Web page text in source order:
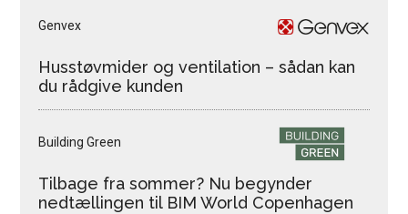
Genvex
Husstøvmider og ventilation – sådan kan
du rådgive kunden
Building Green
Tilbage fra sommer? Nu begynder
nedtællingen til BIM World Copenhagen